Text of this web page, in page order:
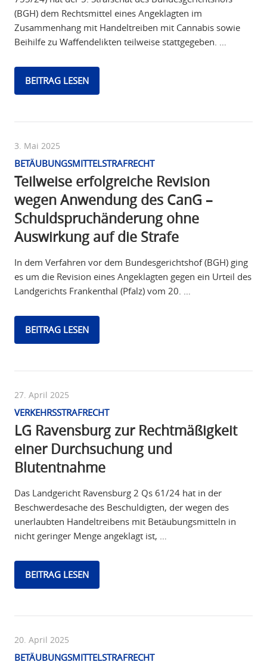
(BGH) dem Rechtsmittel eines Angeklagten im
Zusammenhang mit Handeltreiben mit Cannabis sowie
Beihilfe zu Waffendelikten teilweise stattgegeben. …
BEITRAG LESEN
3. Mai 2025
BETÄUBUNGSMITTELSTRAFRECHT
Teilweise erfolgreiche Revision
wegen Anwendung des CanG –
Schuldspruchänderung ohne
Auswirkung auf die Strafe
In dem Verfahren vor dem Bundesgerichtshof (BGH) ging
es um die Revision eines Angeklagten gegen ein Urteil des
Landgerichts Frankenthal (Pfalz) vom 20. …
BEITRAG LESEN
27. April 2025
VERKEHRSSTRAFRECHT
LG Ravensburg zur Rechtmäßigkeit
einer Durchsuchung und
Blutentnahme
Das Landgericht Ravensburg 2 Qs 61/24 hat in der
Beschwerdesache des Beschuldigten, der wegen des
unerlaubten Handeltreibens mit Betäubungsmitteln in
nicht geringer Menge angeklagt ist, …
BEITRAG LESEN
20. April 2025
BETÄUBUNGSMITTELSTRAFRECHT